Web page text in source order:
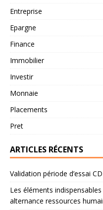
Entreprise
Epargne
Finance
Immobilier
Investir
Monnaie
Placements
Pret
ARTICLES RÉCENTS
Validation période d’essai
Les éléments
alternance ressources